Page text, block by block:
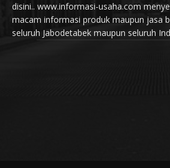
disini.. www.informasi-usaha.com
macam informasi produk maupun jasa
seluruh Jabodetabek maupun seluruh